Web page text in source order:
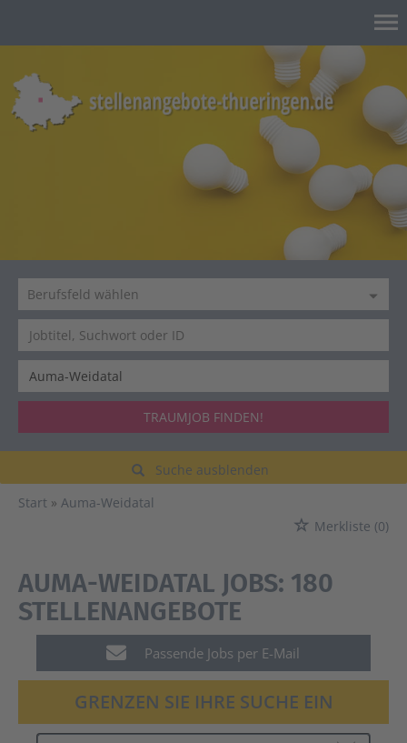
TRAUMJOB FINDEN!
Suche ausblenden
Start
Auma-Weidatal
Merkliste (0)
AUMA-WEIDATAL JOBS: 180
STELLENANGEBOTE
Passende Jobs per E-Mail
GRENZEN SIE IHRE SUCHE EIN